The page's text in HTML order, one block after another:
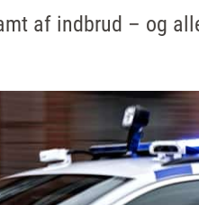
af indbrud – og